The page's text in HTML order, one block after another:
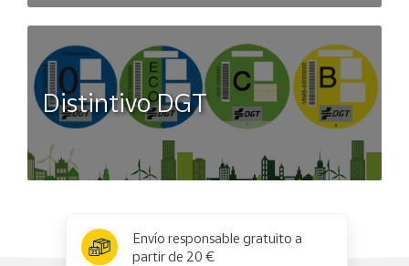
Distintivo DGT
Envío responsable gratuito a
partir de 20 €